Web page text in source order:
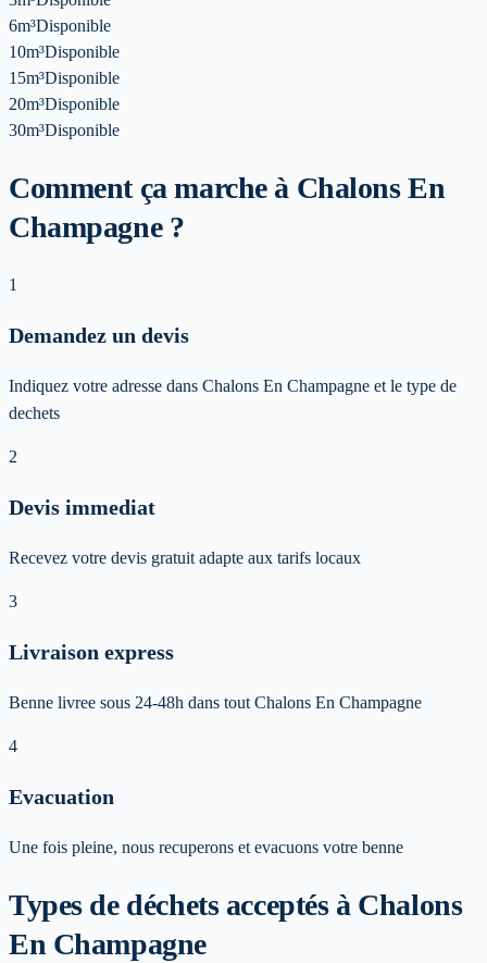
6m³Disponible
10m³Disponible
15m³Disponible
20m³Disponible
30m³Disponible
Comment ça marche à Chalons En
Champagne ?
1
Demandez un devis
Indiquez votre adresse dans Chalons En Champagne et le type de
dechets
2
Devis immediat
Recevez votre devis gratuit adapte aux tarifs locaux
3
Livraison express
Benne livree sous 24-48h dans tout Chalons En Champagne
4
Evacuation
Une fois pleine, nous recuperons et evacuons votre benne
Types de déchets acceptés à Chalons
En Champagne